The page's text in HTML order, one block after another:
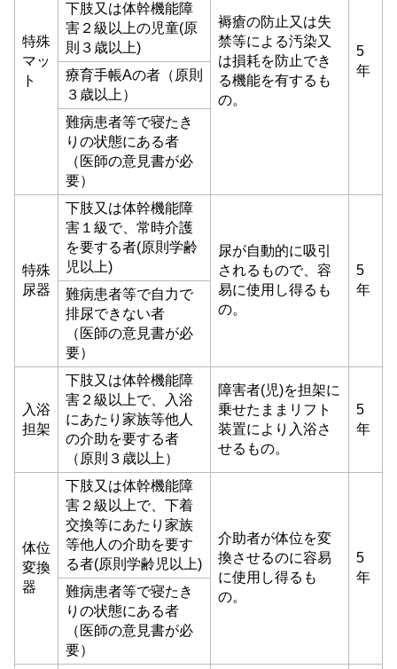
特殊
マッ
ト
褥瘡の防止又は失
禁等による汚染又
は損耗を防止でき
る機能を有するも
の。
5
年
下肢又は体幹機能障
害２級以上の児童(原
則３歳以上)
療育手帳Aの者（原則
３歳以上）
難病患者等で寝たき
りの状態にある者
（医師の意見書が必
要）
特殊
尿器
下肢又は体幹機能障
害１級で、常時介護
を要する者(原則学齢
児以上)
尿が自動的に吸引
されるもので、容
易に使用し得るも
の。
5
年
難病患者等で自力で
排尿できない者
（医師の意見書が必
要）
入浴
担架
下肢又は体幹機能障
害２級以上で、入浴
にあたり家族等他人
の介助を要する者
（原則３歳以上）
障害者(児)を担架に
乗せたままリフト
装置により入浴さ
せるもの。
5
年
体位
変換
器
下肢又は体幹機能障
害２級以上で、下着
交換等にあたり家族
等他人の介助を要す
る者(原則学齢児以上)
介助者が体位を変
換させるのに容易
に使用し得るも
の。
5
年
難病患者等で寝たき
りの状態にある者
（医師の意見書が必
要）